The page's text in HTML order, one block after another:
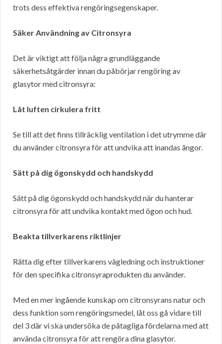
trots dess effektiva rengöringsegenskaper.
Säker Användning av Citronsyra
Det är viktigt att följa några grundläggande
säkerhetsåtgärder innan du påbörjar rengöring av
glasytor med citronsyra:
Låt luften cirkulera fritt
Se till att det finns tillräcklig ventilation i det utrymme där
du använder citronsyra för att undvika att inandas ångor.
Sätt på dig ögonskydd och handskydd
Sätt på dig ögonskydd och handskydd när du hanterar
citronsyra för att undvika kontakt med ögon och hud.
Beakta tillverkarens riktlinjer
Rätta dig efter tillverkarens vägledning och instruktioner
för den specifika citronsyraprodukten du använder.
Med en mer ingående kunskap om citronsyrans natur och
dess funktion som rengöringsmedel, låt oss gå vidare till
del 3 där vi ska undersöka de påtagliga fördelarna med att
använda citronsyra för att rengöra dina glasytor.